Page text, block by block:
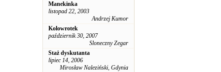
Manekinka
listopad 22, 2003
Andrzej Kumor
Kolowrotek
październik 30, 2007
Sloneczny Zegar
Staż dyskutanta
lipiec 14, 2006
Mirosław Naleziński, Gdynia